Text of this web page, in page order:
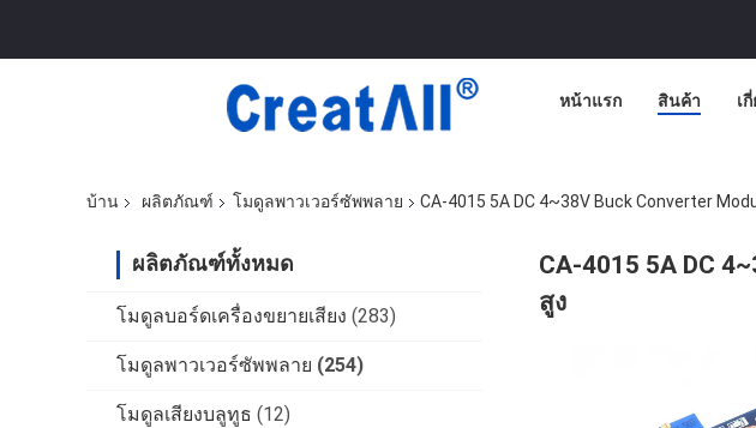
หน้าแรก สินค้า เ
บ้าน ผลิตภัณฑ์ โมดูลพาวเวอร์ซัพพลาย CA-4015 5A DC 4~38V Buck Converter
ผลิตภัณฑ์ทั้งหมด
โมดูลบอร์ดเครื่องขยายเสียง (283)
โมดูลพาวเวอร์ซัพพลาย (254)
โมดูลเสียงบลูทูธ (12)
CA-4015 5A DC
สูง